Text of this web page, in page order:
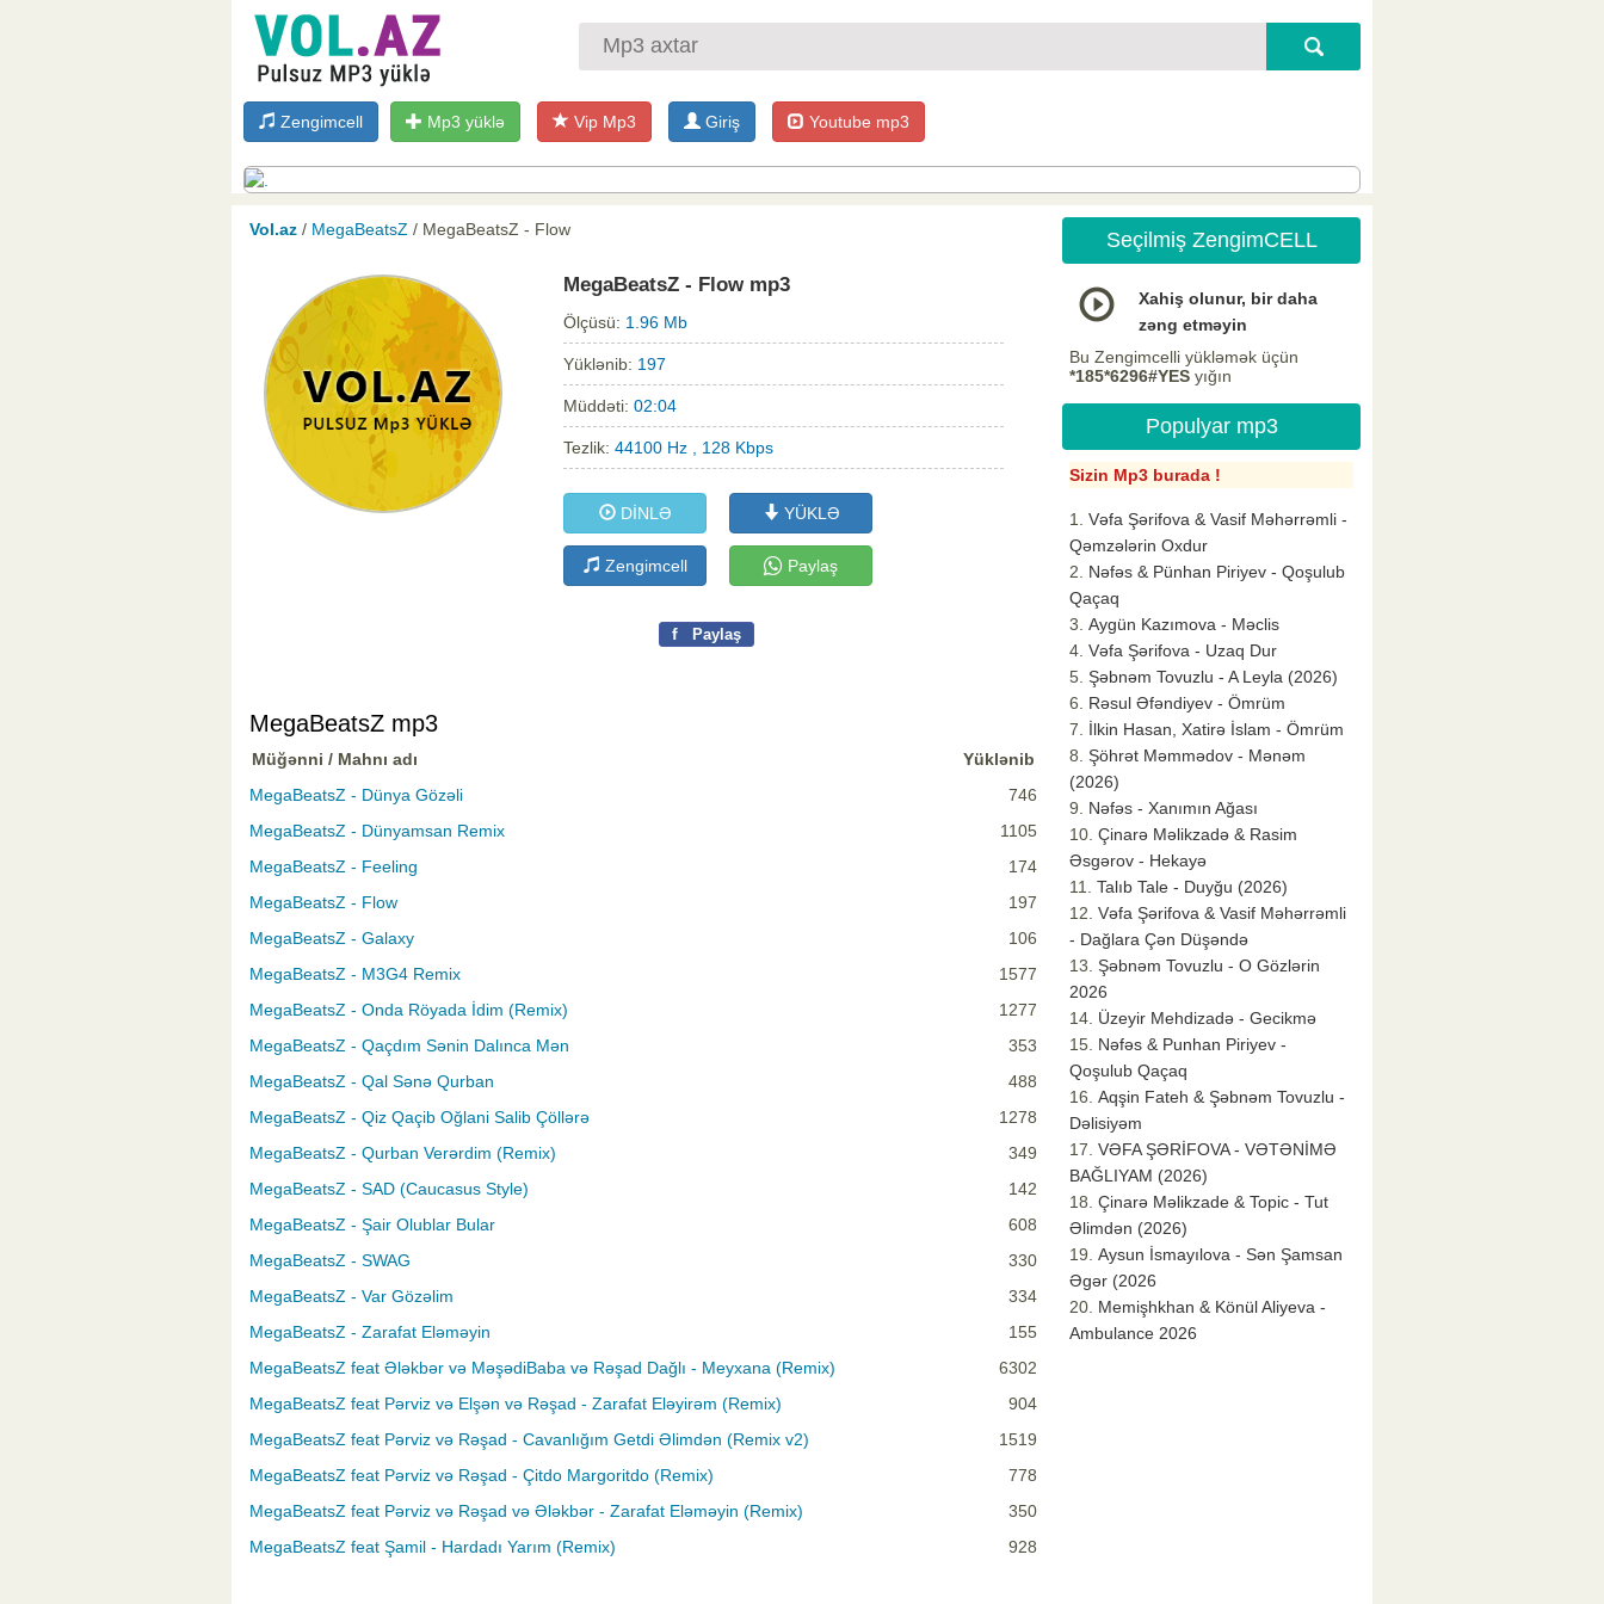
Zengimcell Mp3 yüklə Vip Mp3 Giriş Youtube mp3
Vol.az / MegaBeatsZ / MegaBeatsZ - Flow
MegaBeatsZ - Flow mp3
Ölçüsü: 1.96 Mb
Yüklənib: 197
Müddəti: 02:04
Tezlik: 44100 Hz , 128 Kbps
DİNLƏ YÜKLƏ
Zengimcell Paylaş
f Paylaş
MegaBeatsZ mp3
Müğənni / Mahnı adı
Yüklənib
MegaBeatsZ - Dünya Gözəli
746
MegaBeatsZ - Dünyamsan Remix
1105
MegaBeatsZ - Feeling
174
MegaBeatsZ - Flow
197
MegaBeatsZ - Galaxy
106
MegaBeatsZ - M3G4 Remix
1577
MegaBeatsZ - Onda Röyada İdim (Remix)
1277
MegaBeatsZ - Qaçdım Sənin Dalınca Mən
353
MegaBeatsZ - Qal Sənə Qurban
488
MegaBeatsZ - Qiz Qaçib Oğlani Salib Çöllərə
1278
MegaBeatsZ - Qurban Verərdim (Remix)
349
MegaBeatsZ - SAD (Caucasus Style)
142
MegaBeatsZ - Şair Olublar Bular
608
MegaBeatsZ - SWAG
330
MegaBeatsZ - Var Gözəlim
334
MegaBeatsZ - Zarafat Eləməyin
155
MegaBeatsZ feat Ələkbər və MəşədiBaba və Rəşad Dağlı - Meyxana (Remix)
6302
MegaBeatsZ feat Pərviz və Elşən və Rəşad - Zarafat Eləyirəm (Remix)
904
MegaBeatsZ feat Pərviz və Rəşad - Cavanlığım Getdi Əlimdən (Remix v2)
1519
MegaBeatsZ feat Pərviz və Rəşad - Çitdo Margoritdo (Remix)
778
MegaBeatsZ feat Pərviz və Rəşad və Ələkbər - Zarafat Eləməyin (Remix)
350
MegaBeatsZ feat Şamil - Hardadı Yarım (Remix)
928
Seçilmiş ZengimCELL
Xahiş olunur, bir daha
zəng etməyin
Bu Zengimcelli yükləmək üçün
*185*6296#YES yığın
Populyar mp3
Sizin Mp3 burada !
Vəfa Şərifova & Vasif Məhərrəmli -
Qəmzələrin Oxdur
Nəfəs & Pünhan Piriyev - Qoşulub
Qaçaq
Aygün Kazımova - Məclis
Vəfa Şərifova - Uzaq Dur
Şəbnəm Tovuzlu - A Leyla (2026)
Rəsul Əfəndiyev - Ömrüm
İlkin Hasan, Xatirə İslam - Ömrüm
Şöhrət Məmmədov - Mənəm
(2026)
Nəfəs - Xanımın Ağası
Çinarə Məlikzadə & Rasim
Əsgərov - Hekayə
Talıb Tale - Duyğu (2026)
Vəfa Şərifova & Vasif Məhərrəmli
- Dağlara Çən Düşəndə
Şəbnəm Tovuzlu - O Gözlərin
2026
Üzeyir Mehdizadə - Gecikmə
Nəfəs & Punhan Piriyev -
Qoşulub Qaçaq
Aqşin Fateh & Şəbnəm Tovuzlu -
Dəlisiyəm
VƏFA ŞƏRİFOVA - VƏTƏNİMƏ
BAĞLIYAM (2026)
Çinarə Məlikzade & Topic - Tut
Əlimdən (2026)
Aysun İsmayılova - Sən Şamsan
Əgər (2026
Memişhkhan & Könül Aliyeva -
Ambulance 2026